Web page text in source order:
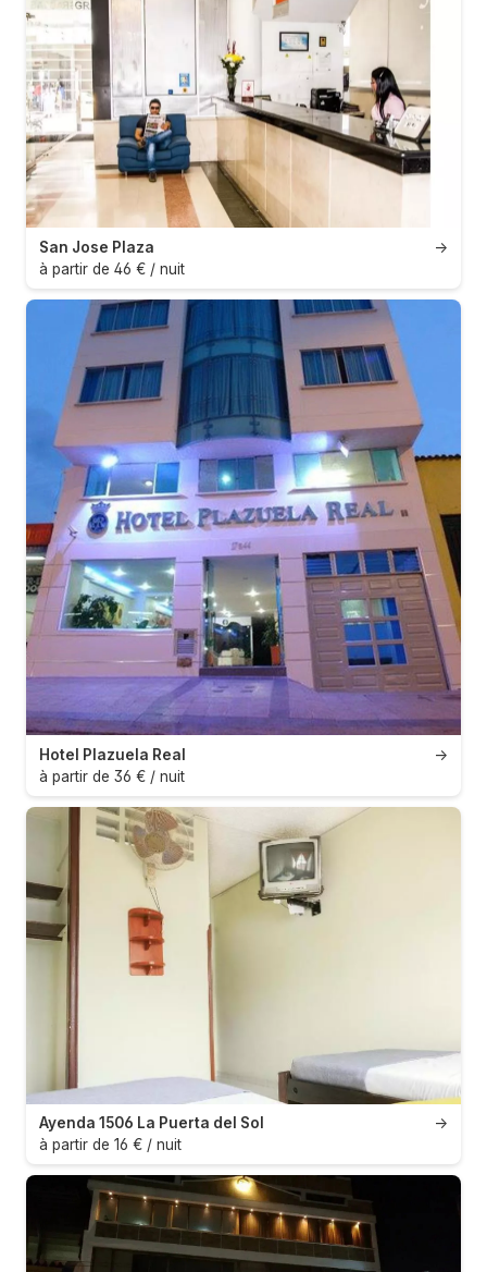
→
San Jose Plaza
à partir de 46 € / nuit
→
Hotel Plazuela Real
à partir de 36 € / nuit
→
Ayenda 1506 La Puerta del Sol
à partir de 16 € / nuit